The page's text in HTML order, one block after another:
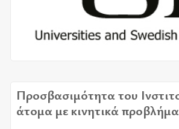
Προσβασιμότητα του
άτομα με κινητικά